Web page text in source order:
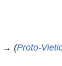
→ (Proto-